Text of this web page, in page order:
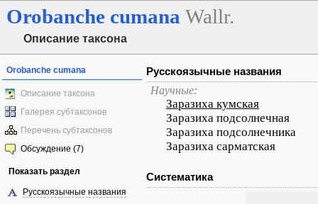
Orobanche cumana Wallr.
Описание таксона
Orobanche cumana
Описание таксона
Галерея субтаксонов
Перечень субтаксонов
Обсуждение (7)
Показать раздел
Русскоязычные названия
Русскоязычные названия
Научные:
Заразиха кумская
Заразиха подсолнечная
Заразиха подсолнечника
Заразиха сарматская
Систематика